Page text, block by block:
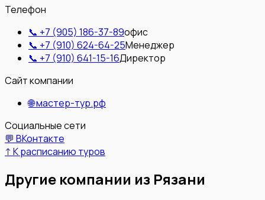
Телефон
📞 +7 (905) 186-37-89офис
📞 +7 (910) 624-64-25Менеджер
📞 +7 (910) 641-15-16Директор
Сайт компании
🌐мастер-тур.рф
Социальные сети
💬 ВКонтакте
↑ К расписанию туров
Другие компании из Рязани